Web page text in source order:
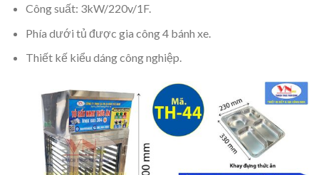
Công suất: 3kW/220v/1F.
Phía dưới tủ được gia công 4 bánh xe.
Thiết kế kiểu dáng công nghiệp.